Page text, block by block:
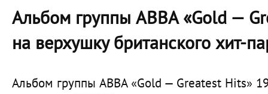
Альбом группы ABBA «Gold —
на верхушку британского хит-
Альбом группы ABBA «Gold — Greatest Hits»